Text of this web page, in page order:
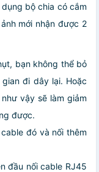
bộ chia có cắm
mới nhận được 2
bạn không thể bỏ
đi dây lại. Hoặc
vậy sẽ làm giảm
được.
đó và nối thêm
đầu nối cable RJ45